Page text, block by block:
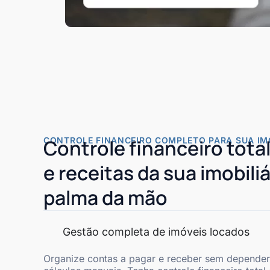
CONTROLE FINANCEIRO COMPLETO PARA SUA
Controle financeiro
e receitas da sua
palma da mão
Gestão completa de imóveis locados
Organize contas a pagar e receber sem